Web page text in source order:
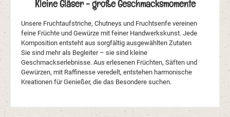
Kleine Gläser - große Geschmacksmomente
Unsere Fruchtaufstriche, Chutneys und Fruchtsenfe vereinen
feine Früchte und Gewürze mit feiner Handwerkskunst. Jede
Komposition entsteht aus sorgfältig ausgewählten Zutaten
Sie sind mehr als Begleiter – sie sind kleine
Geschmackserlebnisse. Aus erlesenen Früchten, Säften und
Gewürzen, mit Raffinesse veredelt, entstehen harmonische
Kreationen für Genießer, die das Besondere suchen.